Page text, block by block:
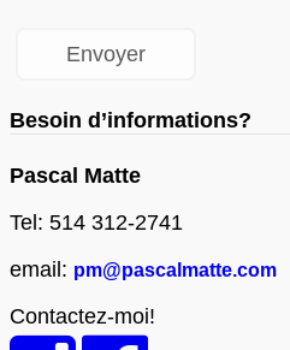
Besoin d’informations?
Pascal Matte
Tel: 514 312-2741
email: pm@pascalmatte.com
Contactez-moi!